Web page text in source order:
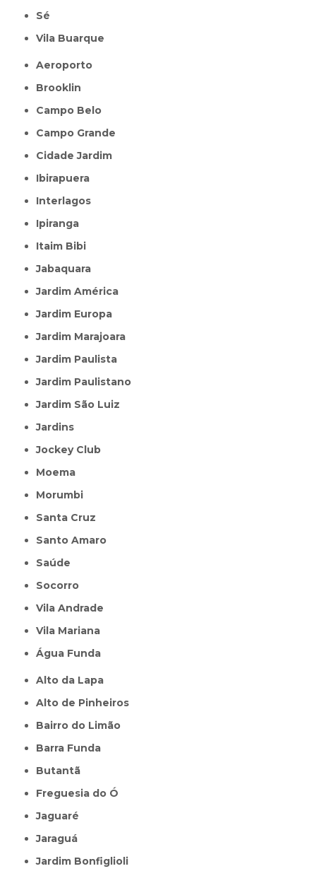
Sé
Vila Buarque
Aeroporto
Brooklin
Campo Belo
Campo Grande
Cidade Jardim
Ibirapuera
Interlagos
Ipiranga
Itaim Bibi
Jabaquara
Jardim América
Jardim Europa
Jardim Marajoara
Jardim Paulista
Jardim Paulistano
Jardim São Luiz
Jardins
Jockey Club
Moema
Morumbi
Santa Cruz
Santo Amaro
Saúde
Socorro
Vila Andrade
Vila Mariana
Água Funda
Alto da Lapa
Alto de Pinheiros
Bairro do Limão
Barra Funda
Butantã
Freguesia do Ó
Jaguaré
Jaraguá
Jardim Bonfiglioli